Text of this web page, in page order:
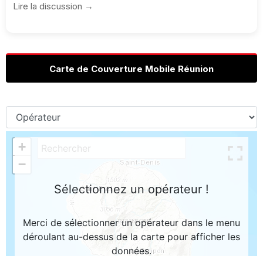
Lire la discussion →
Carte de Couverture Mobile Réunion